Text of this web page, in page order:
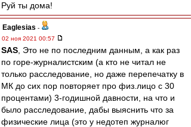
Руй ты дома!
Eaglesias -
02 ноя 2021 00:57
SAS , Это не по последним данным, а как раз
по горе-журналистским (а кто не читал не
только расследование, но даже перепечатку в
МК до сих пор повторяет про физ.лицо с 30
процентами) 3-годишной давности, на что и
было расследование, дабы выяснить что за
физические лица (это у недотеп журналюг